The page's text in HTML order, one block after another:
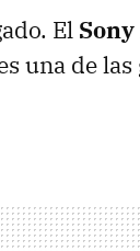
El
una de